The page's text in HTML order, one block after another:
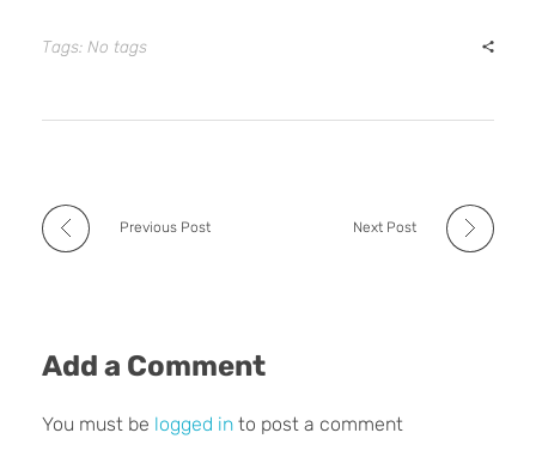
Tags: No tags
Previous Post Next Post
Add a Comment
You must be logged in to post a comment